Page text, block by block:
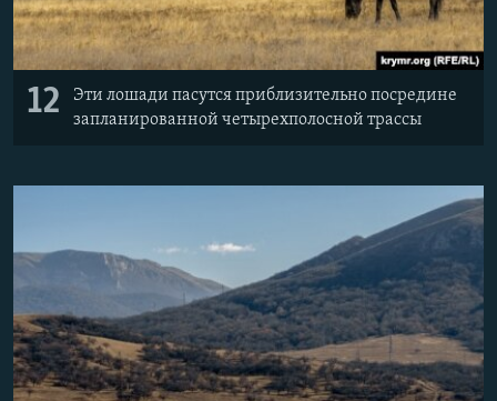
12
Эти лошади пасутся приблизительно посредине
запланированной четырехполосной трассы